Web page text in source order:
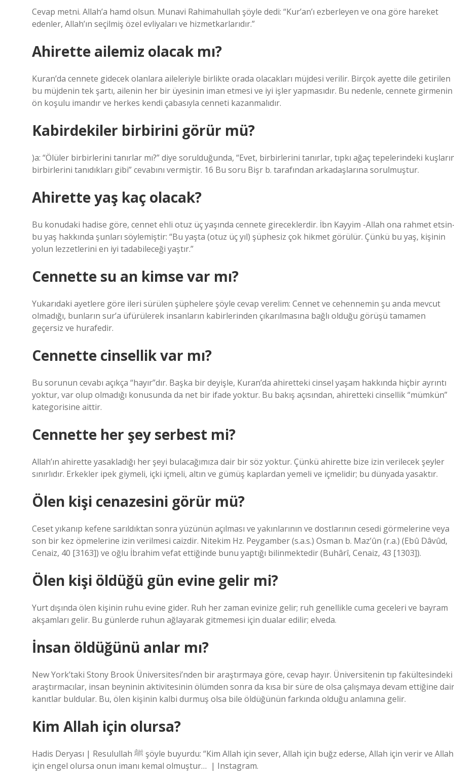
Cevap metni. Allah’a hamd olsun. Munavi Rahimahullah şöyle dedi: “Kur’an’ı ezberleyen ve ona göre hareket
edenler, Allah’ın seçilmiş özel evliyaları ve hizmetkarlarıdır.”
Ahirette ailemiz olacak mı?
Kuran’da cennete gidecek olanlara aileleriyle birlikte orada olacakları müjdesi verilir. Birçok ayette dile getirilen
bu müjdenin tek şartı, ailenin her bir üyesinin iman etmesi ve iyi işler yapmasıdır. Bu nedenle, cennete girmenin
ön koşulu imandır ve herkes kendi çabasıyla cenneti kazanmalıdır.
Kabirdekiler birbirini görür mü?
)a: “Ölüler birbirlerini tanırlar mı?” diye sorulduğunda, “Evet, birbirlerini tanırlar, tıpkı ağaç tepelerindeki
birbirlerini tanıdıkları gibi” cevabını vermiştir. 16 Bu soru Bişr b. tarafından arkadaşlarına sorulmuştur.
Ahirette yaş kaç olacak?
Bu konudaki hadise göre, cennet ehli otuz üç yaşında cennete gireceklerdir. İbn Kayyim -Allah ona rahmet etsin-
bu yaş hakkında şunları söylemiştir: “Bu yaşta (otuz üç yıl) şüphesiz çok hikmet görülür. Çünkü bu yaş, kişinin
yolun lezzetlerini en iyi tadabileceği yaştır.”
Cennette su an kimse var mı?
Yukarıdaki ayetlere göre ileri sürülen şüphelere şöyle cevap verelim: Cennet ve cehennemin şu anda mevcut
olmadığı, bunların sur’a üfürülerek insanların kabirlerinden çıkarılmasına bağlı olduğu görüşü tamamen
geçersiz ve hurafedir.
Cennette cinsellik var mı?
Bu sorunun cevabı açıkça “hayır”dır. Başka bir deyişle, Kuran’da ahiretteki cinsel yaşam hakkında hiçbir ayrıntı
yoktur, var olup olmadığı konusunda da net bir ifade yoktur. Bu bakış açısından, ahiretteki cinsellik “mümkün”
kategorisine aittir.
Cennette her şey serbest mi?
Allah’ın ahirette yasakladığı her şeyi bulacağımıza dair bir söz yoktur. Çünkü ahirette bize izin verilecek şeyler
sınırlıdır. Erkekler ipek giymeli, içki içmeli, altın ve gümüş kaplardan yemeli ve içmelidir; bu dünyada yasaktır.
Ölen kişi cenazesini görür mü?
Ceset yıkanıp kefene sarıldıktan sonra yüzünün açılması ve yakınlarının ve dostlarının cesedi görmelerine veya
son bir kez öpmelerine izin verilmesi caizdir. Nitekim Hz. Peygamber (s.a.s.) Osman b. Maz’ûn (r.a.) (Ebû Dâvûd,
Cenaiz, 40 [3163]) ve oğlu İbrahim vefat ettiğinde bunu yaptığı bilinmektedir (Buhârî, Cenaiz, 43 [1303]).
Ölen kişi öldüğü gün evine gelir mi?
Yurt dışında ölen kişinin ruhu evine gider. Ruh her zaman evinize gelir; ruh genellikle cuma geceleri ve bayram
akşamları gelir. Bu günlerde ruhun ağlayarak gitmemesi için dualar edilir; elveda.
İnsan öldüğünü anlar mı?
New York’taki Stony Brook Üniversitesi’nden bir araştırmaya göre, cevap hayır. Üniversitenin tıp fakültesindeki
araştırmacılar, insan beyninin aktivitesinin ölümden sonra da kısa bir süre de olsa çalışmaya devam ettiğine dair
kanıtlar buldular. Bu, ölen kişinin kalbi durmuş olsa bile öldüğünün farkında olduğu anlamına gelir.
Kim Allah için olursa?
Hadis Deryası | ‎Resulullah ﷺ şöyle buyurdu: “Kim Allah için sever, Allah için buğz ederse, Allah için verir ve Allah
için engel olursa onun imanı kemal olmuştur… ‎ | Instagram.